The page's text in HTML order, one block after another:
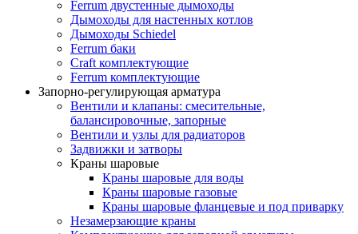
Ferrum двустенные дымоходы
Дымоходы для настенных котлов
Дымоходы Schiedel
Ferrum баки
Craft комплектующие
Ferrum комплектующие
Запорно-регулирующая арматура
Вентили и клапаны: смесительные,
балансировочные, запорные
Вентили и узлы для радиаторов
Задвижки и затворы
Краны шаровые
Краны шаровые для воды
Краны шаровые газовые
Краны шаровые фланцевые и под приварку
Незамерзающие краны